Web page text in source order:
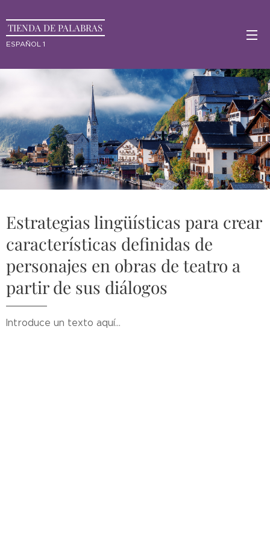
TIENDA DE PALABRAS
ESPAÑOL 1
Estrategias lingüísticas para crear
características definidas de
personajes en obras de teatro a
partir de sus diálogos
Introduce un texto aquí...